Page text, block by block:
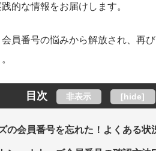
的な情報をお届けします。
員番号の悩みから解放され、再
目次 非表示 [hide]
の会員番号を忘れた！よくある状